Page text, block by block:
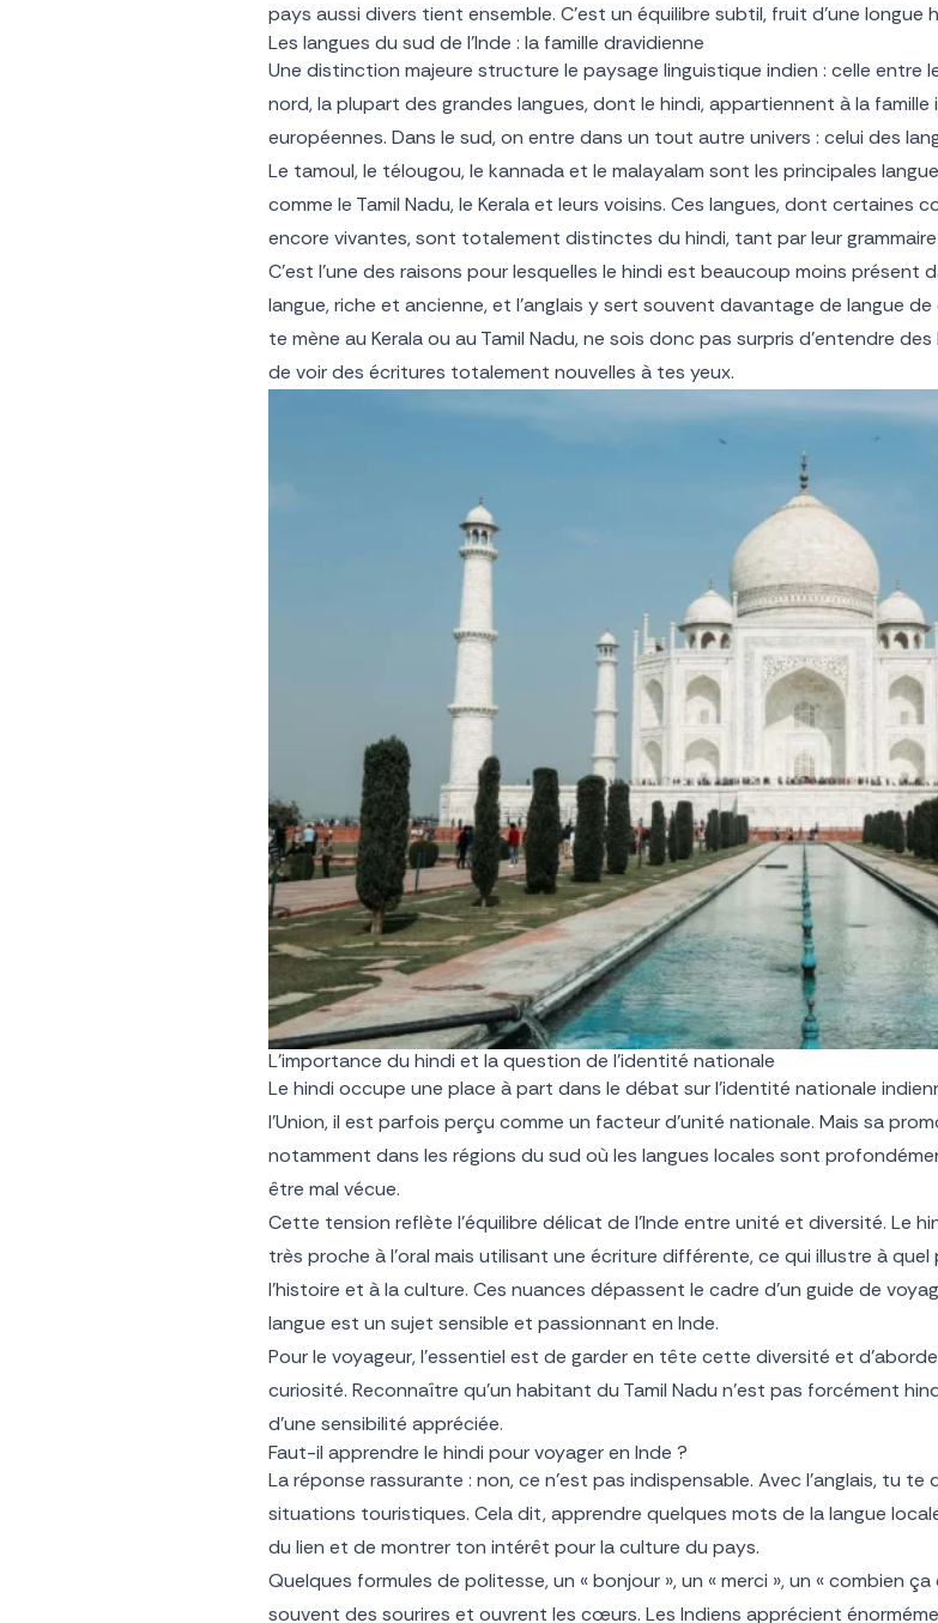
pays aussi divers tient ensemble. C’est un équilibre subtil, fruit d’une longue
Les langues du sud de l’Inde : la famille dravidienne
Une distinction majeure structure le paysage linguistique indien : celle entre
nord, la plupart des grandes langues, dont le hindi, appartiennent à la
européennes. Dans le sud, on entre dans un tout autre univers : celui des
Le tamoul, le télougou, le kannada et le malayalam sont les principales
comme le Tamil Nadu, le Kerala et leurs voisins. Ces langues, dont certaines
encore vivantes, sont totalement distinctes du hindi, tant par leur
C’est l’une des raisons pour lesquelles le hindi est beaucoup moins
langue, riche et ancienne, et l’anglais y sert souvent davantage de langue
te mène au Kerala ou au Tamil Nadu, ne sois donc pas surpris d’entendre
de voir des écritures totalement nouvelles à tes yeux.
L’importance du hindi et la question de l’identité nationale
Le hindi occupe une place à part dans le débat sur l’identité nationale
l’Union, il est parfois perçu comme un facteur d’unité nationale. Mais sa
notamment dans les régions du sud où les langues locales sont
être mal vécue.
Cette tension reflète l’équilibre délicat de l’Inde entre unité et diversité. Le
très proche à l’oral mais utilisant une écriture différente, ce qui illustre à
l’histoire et à la culture. Ces nuances dépassent le cadre d’un guide de
langue est un sujet sensible et passionnant en Inde.
Pour le voyageur, l’essentiel est de garder en tête cette diversité et
curiosité. Reconnaître qu’un habitant du Tamil Nadu n’est pas forcément
d’une sensibilité appréciée.
Faut-il apprendre le hindi pour voyager en Inde ?
La réponse rassurante : non, ce n’est pas indispensable. Avec l’anglais, tu
situations touristiques. Cela dit, apprendre quelques mots de la langue
du lien et de montrer ton intérêt pour la culture du pays.
Quelques formules de politesse, un « bonjour », un « merci », un « combien
souvent des sourires et ouvrent les cœurs. Les Indiens apprécient